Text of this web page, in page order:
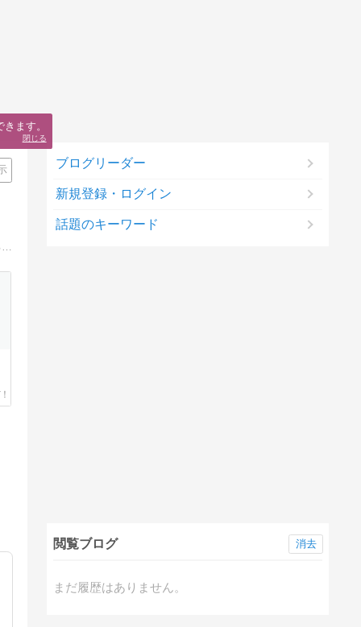
ブログリーダー
新規登録・ログイン
話題のキーワード
閲覧ブログ
まだ履歴はありません。
消去
ます。
閉じる